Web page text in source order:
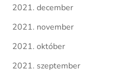
2021. december
2021. november
2021. október
2021. szeptember